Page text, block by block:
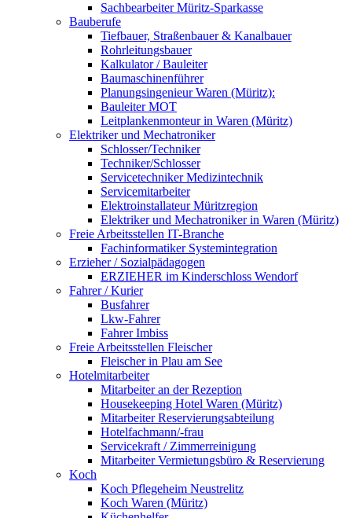
Sachbearbeiter Müritz-Sparkasse
Bauberufe
Tiefbauer, Straßenbauer & Kanalbauer
Rohrleitungsbauer
Kalkulator / Bauleiter
Baumaschinenführer
Planungsingenieur Waren (Müritz):
Bauleiter MOT
Leitplankenmonteur in Waren (Müritz)
Elektriker und Mechatroniker
Schlosser/Techniker
Techniker/Schlosser
Servicetechniker Medizintechnik
Servicemitarbeiter
Elektroinstallateur Müritzregion
Elektriker und Mechatroniker in Waren (Müritz)
Freie Arbeitsstellen IT-Branche
Fachinformatiker Systemintegration
Erzieher / Sozialpädagogen
ERZIEHER im Kinderschloss Wendorf
Fahrer / Kurier
Busfahrer
Lkw-Fahrer
Fahrer Imbiss
Freie Arbeitsstellen Fleischer
Fleischer in Plau am See
Hotelmitarbeiter
Mitarbeiter an der Rezeption
Housekeeping Hotel Waren (Müritz)
Mitarbeiter Reservierungsabteilung
Hotelfachmann/-frau
Servicekraft / Zimmerreinigung
Mitarbeiter Vermietungsbüro & Reservierung
Koch
Koch Pflegeheim Neustrelitz
Koch Waren (Müritz)